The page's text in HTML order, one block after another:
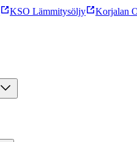
KSO Lämmitysöljy Korjalan